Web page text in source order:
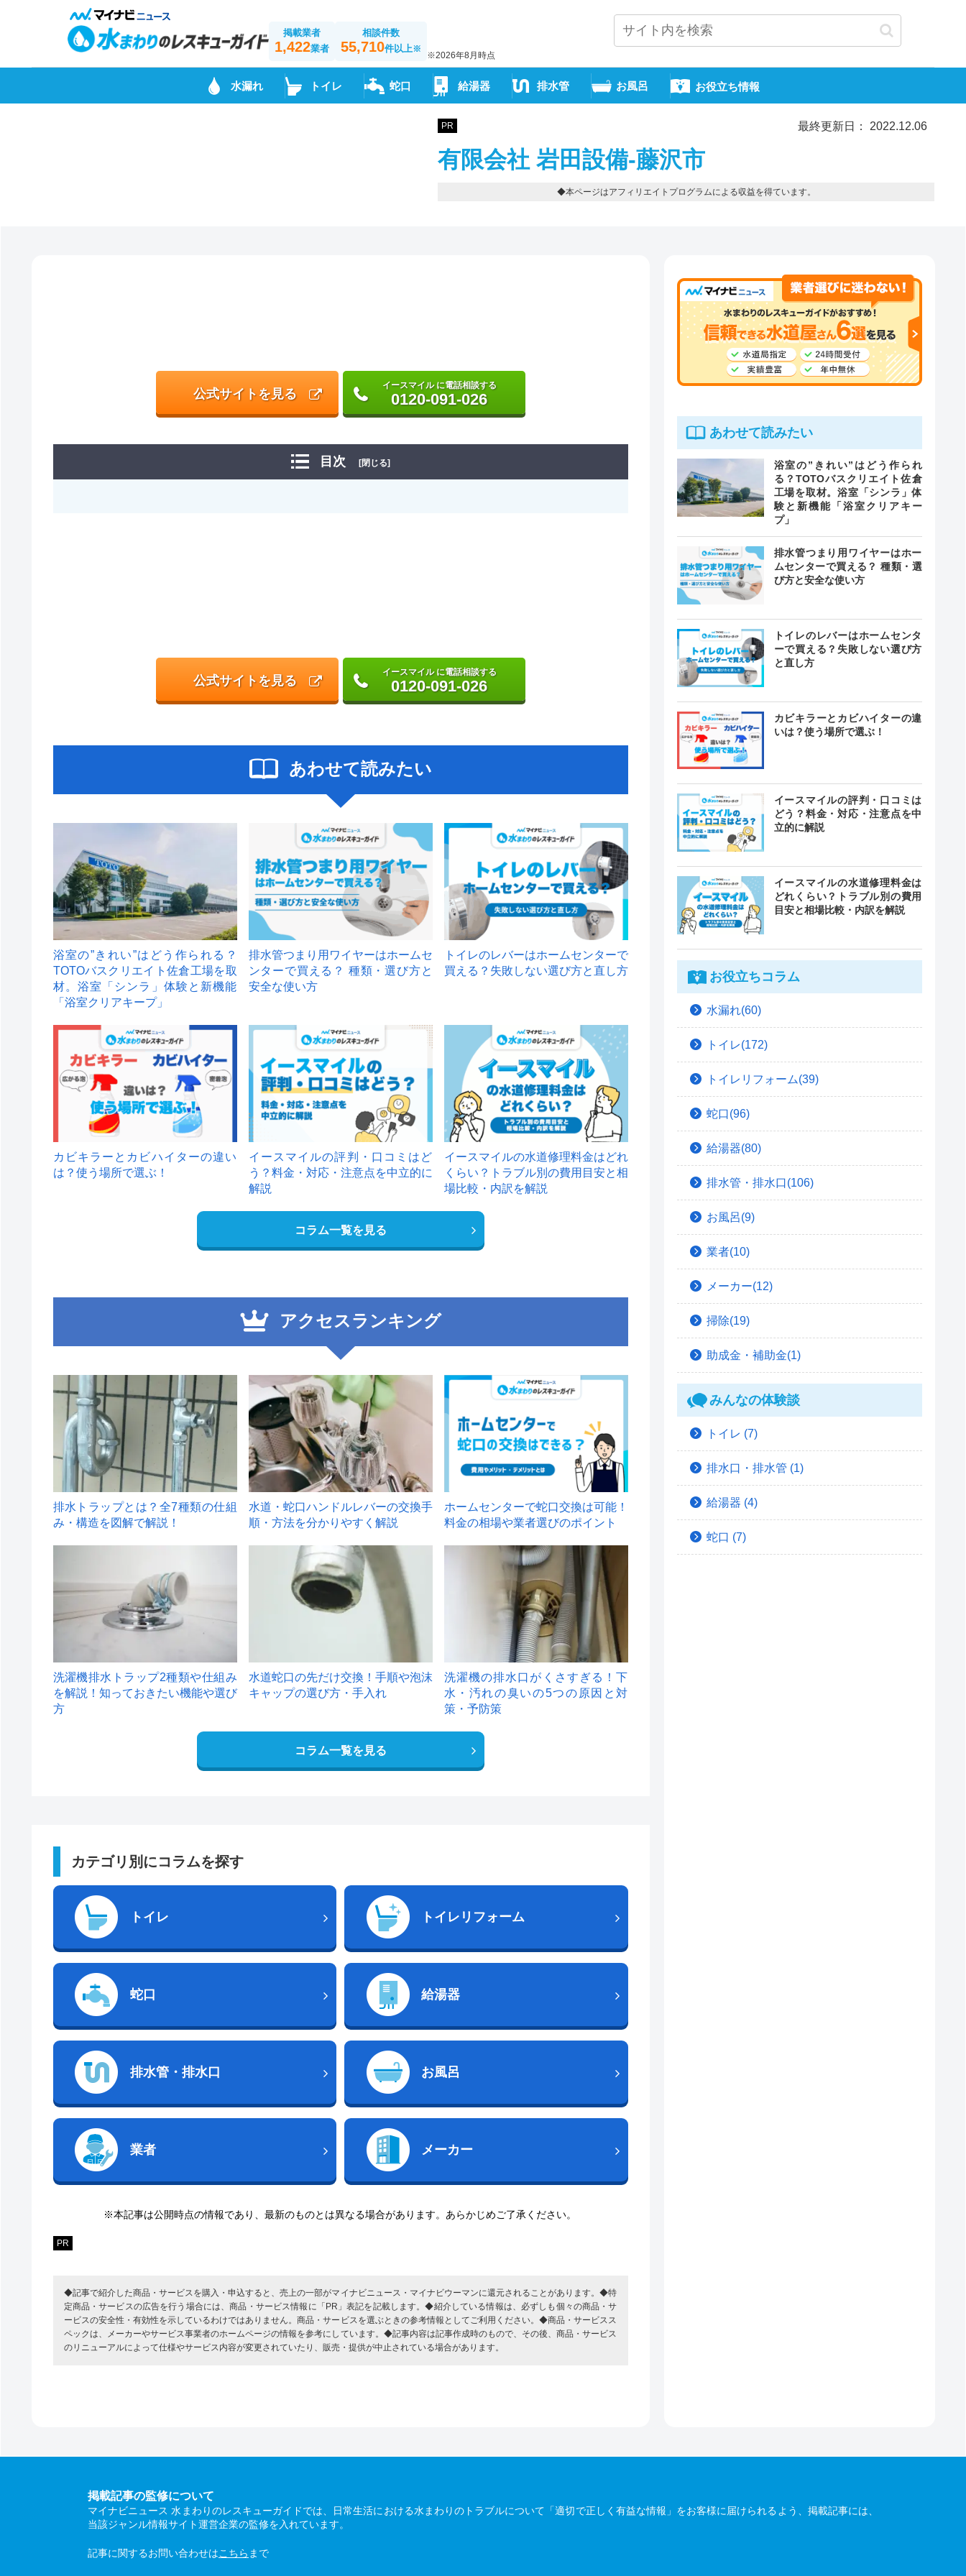
掲載業者
1,422業者
相談件数
55,710件以上※
※2026年8月時点
水漏れ トイレ 蛇口 給湯器 排水管 お風呂 お役立ち情報
PR 最終更新日： 2022.12.06
有限会社 岩田設備-藤沢市
◆本ページはアフィリエイトプログラムによる収益を得ています。
公式サイトを見る
イースマイル に電話相談する
0120-091-026
目次 [閉じる]
公式サイトを見る
イースマイル に電話相談する
0120-091-026
あわせて読みたい
浴室の”きれい”はどう作られる？
TOTOバスクリエイト佐倉工場を取
材。浴室「シンラ」体験と新機能
「浴室クリアキープ」
排水管つまり用ワイヤーはホームセ
ンターで買える？ 種類・選び方と
安全な使い方
トイレのレバーはホームセンターで
買える？失敗しない選び方と直し方
カビキラーとカビハイターの違い
は？使う場所で選ぶ！
イースマイルの評判・口コミはど
う？料金・対応・注意点を中立的に
解説
イースマイルの水道修理料金はどれ
くらい？トラブル別の費用目安と相
場比較・内訳を解説
コラム一覧を見る
アクセスランキング
1
排水トラップとは？全7種類の仕組
み・構造を図解で解説！
2
水道・蛇口ハンドルレバーの交換手
順・方法を分かりやすく解説
ホームセンターで蛇口交換は可能！
料金の相場や業者選びのポイント
洗濯機排水トラップ2種類や仕組み
を解説！知っておきたい機能や選び
方
水道蛇口の先だけ交換！手順や泡沫
キャップの選び方・手入れ
洗濯機の排水口がくさすぎる！下
水・汚れの臭いの5つの原因と対
策・予防策
コラム一覧を見る
カテゴリ別にコラムを探す
トイレ トイレリフォーム
蛇口 給湯器
排水管・排水口 お風呂
業者 メーカー
※本記事は公開時点の情報であり、最新のものとは異なる場合があります。あらかじめご了承ください。
PR
◆記事で紹介した商品・サービスを購入・申込すると、売上の一部がマイナビニュース・マイナビウーマンに還元されることがあります。◆特
定商品・サービスの広告を行う場合には、商品・サービス情報に「PR」表記を記載します。◆紹介している情報は、必ずしも個々の商品・サ
ービスの安全性・有効性を示しているわけではありません。商品・サービスを選ぶときの参考情報としてご利用ください。◆商品・サービスス
ペックは、メーカーやサービス事業者のホームページの情報を参考にしています。◆記事内容は記事作成時のもので、その後、商品・サービス
のリニューアルによって仕様やサービス内容が変更されていたり、販売・提供が中止されている場合があります。
あわせて読みたい
浴室の”きれい”はどう作られ
る？TOTOバスクリエイト佐倉
工場を取材。浴室「シンラ」体
験と新機能「浴室クリアキー
プ」
排水管つまり用ワイヤーはホー
ムセンターで買える？ 種類・選
び方と安全な使い方
トイレのレバーはホームセンタ
ーで買える？失敗しない選び方
と直し方
カビキラーとカビハイターの違
いは？使う場所で選ぶ！
イースマイルの評判・口コミは
どう？料金・対応・注意点を中
立的に解説
イースマイルの水道修理料金は
どれくらい？トラブル別の費用
目安と相場比較・内訳を解説
お役立ちコラム
水漏れ(60)
トイレ(172)
トイレリフォーム(39)
蛇口(96)
給湯器(80)
排水管・排水口(106)
お風呂(9)
業者(10)
メーカー(12)
掃除(19)
助成金・補助金(1)
みんなの体験談
トイレ (7)
排水口・排水管 (1)
給湯器 (4)
蛇口 (7)
掲載記事の監修について
マイナビニュース 水まわりのレスキューガイドでは、日常生活における水まわりのトラブルについて「適切で正しく有益な情報」をお客様に届けられるよう、掲載記事には、
当該ジャンル情報サイト運営企業の監修を入れています。
記事に関するお問い合わせはこちら まで